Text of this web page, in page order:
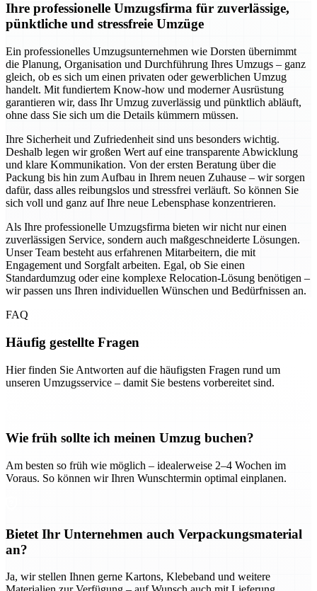
Ihre professionelle Umzugsfirma für zuverlässige,
pünktliche und stressfreie Umzüge
Ein professionelles Umzugsunternehmen wie Dorsten übernimmt
die Planung, Organisation und Durchführung Ihres Umzugs – ganz
gleich, ob es sich um einen privaten oder gewerblichen Umzug
handelt. Mit fundiertem Know-how und moderner Ausrüstung
garantieren wir, dass Ihr Umzug zuverlässig und pünktlich abläuft,
ohne dass Sie sich um die Details kümmern müssen.
Ihre Sicherheit und Zufriedenheit sind uns besonders wichtig.
Deshalb legen wir großen Wert auf eine transparente Abwicklung
und klare Kommunikation. Von der ersten Beratung über die
Packung bis hin zum Aufbau in Ihrem neuen Zuhause – wir sorgen
dafür, dass alles reibungslos und stressfrei verläuft. So können Sie
sich voll und ganz auf Ihre neue Lebensphase konzentrieren.
Als Ihre professionelle Umzugsfirma bieten wir nicht nur einen
zuverlässigen Service, sondern auch maßgeschneiderte Lösungen.
Unser Team besteht aus erfahrenen Mitarbeitern, die mit
Engagement und Sorgfalt arbeiten. Egal, ob Sie einen
Standardumzug oder eine komplexe Relocation-Lösung benötigen –
wir passen uns Ihren individuellen Wünschen und Bedürfnissen an.
FAQ
Häufig gestellte Fragen
Hier finden Sie Antworten auf die häufigsten Fragen rund um
unseren Umzugsservice – damit Sie bestens vorbereitet sind.
Wie früh sollte ich meinen Umzug buchen?
Am besten so früh wie möglich – idealerweise 2–4 Wochen im
Voraus. So können wir Ihren Wunschtermin optimal einplanen.
Bietet Ihr Unternehmen auch Verpackungsmaterial
an?
Ja, wir stellen Ihnen gerne Kartons, Klebeband und weitere